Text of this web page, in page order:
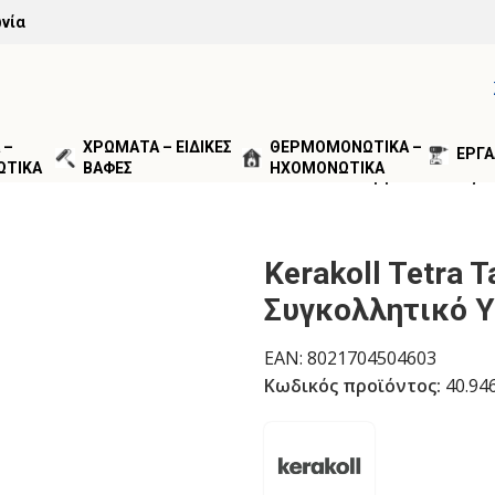
–
ΧΡΩΜΑΤΑ – ΕΙΔΙΚΕΣ
ΒΑΦΕΣ
ΘΕΡΜΟΜΟΝΩΤΙΚΑ –
ΗΧΟΜΟΝΩΤΙΚΑ
ΑΡΜΩΝ/ Kerakoll Tetra Tack Λευκό Υβριδικό-
Kerakoll Tetra
Συγκολλητικό
EAN: 8021704504603
Κωδικός προϊόντος: